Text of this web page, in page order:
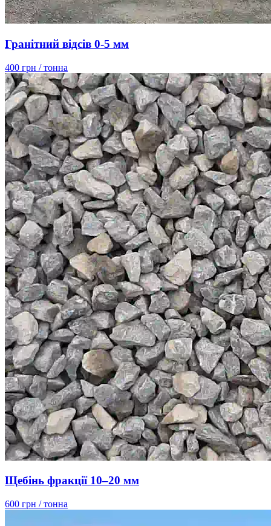
Гранітний відсів 0-5 мм
400 грн / тонна
Щебінь фракції 10–20 мм
600 грн / тонна